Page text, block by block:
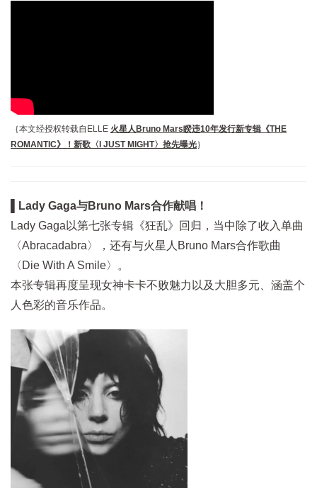
｛本文经授权转载自ELLE 火星人Bruno Mars睽违10年发行新专辑《THE
ROMANTIC》！新歌〈I JUST MIGHT〉抢先曝光｝
▌Lady Gaga与Bruno Mars合作献唱！
Lady Gaga以第七张专辑《狂乱》回归，当中除了收入单曲
〈Abracadabra〉，还有与火星人Bruno Mars合作歌曲
〈Die With A Smile〉。
本张专辑再度呈现女神卡卡不败魅力以及大胆多元、涵盖个
人色彩的音乐作品。